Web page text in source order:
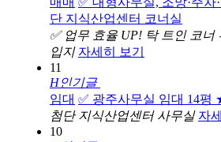
단 지식산업센터 코너실
✅ 업무 효율 UP! 탁 트인 코너
입지 자세히 보기
11
H인기글
임대 ✅ 광주사무실 임대 14평
첨단 지식산업센터 사무실 자
10